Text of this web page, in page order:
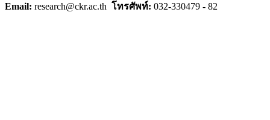
Email: research@ckr.ac.th โทรศัพท์: 032-330479 - 82